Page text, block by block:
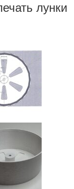
лунки